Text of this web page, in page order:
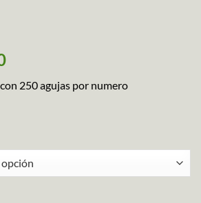
250 agujas por numero